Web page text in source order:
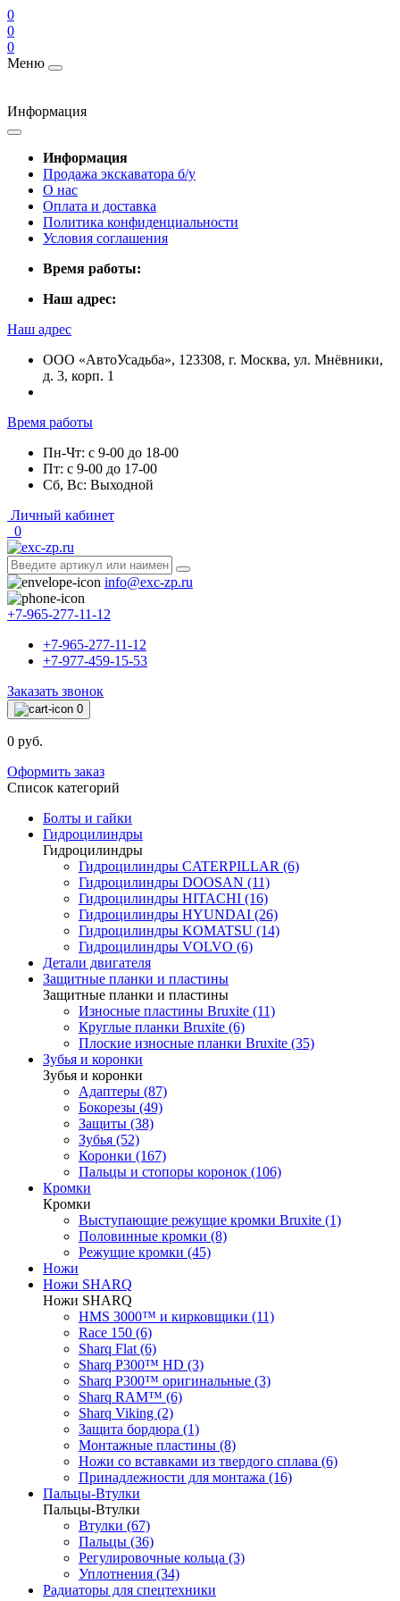
0
0
0
Меню
Информация
Информация
Продажа экскаватора б/у
О нас
Оплата и доставка
Политика конфиденциальности
Условия соглашения
Время работы:
Наш адрес:
Наш адрес
ООО «АвтоУсадьба», 123308, г. Москва, ул. Мнёвники,
д. 3, корп. 1
Время работы
Пн-Чт: с 9-00 до 18-00
Пт: с 9-00 до 17-00
Сб, Вс: Выходной
Личный кабинет
0
info@exc-zp.ru
+7-965-277-11-12
+7-965-277-11-12
+7-977-459-15-53
Заказать звонок
0
0 руб.
Оформить заказ
Список категорий
Болты и гайки
Гидроцилиндры
Гидроцилиндры
Гидроцилиндры CATERPILLAR (6)
Гидроцилиндры DOOSAN (11)
Гидроцилиндры HITACHI (16)
Гидроцилиндры HYUNDAI (26)
Гидроцилиндры KOMATSU (14)
Гидроцилиндры VOLVO (6)
Детали двигателя
Защитные планки и пластины
Защитные планки и пластины
Износные пластины Bruxite (11)
Круглые планки Bruxite (6)
Плоские износные планки Bruxite (35)
Зубья и коронки
Зубья и коронки
Адаптеры (87)
Бокорезы (49)
Защиты (38)
Зубья (52)
Коронки (167)
Пальцы и стопоры коронок (106)
Кромки
Кромки
Выступающие режущие кромки Bruxite (1)
Половинные кромки (8)
Режущие кромки (45)
Ножи
Ножи SHARQ
Ножи SHARQ
HMS 3000™ и кирковщики (11)
Race 150 (6)
Sharq Flat (6)
Sharq P300™ HD (3)
Sharq P300™ оригинальные (3)
Sharq RAM™ (6)
Sharq Viking (2)
Защита бордюра (1)
Монтажные пластины (8)
Ножи со вставками из твердого сплава (6)
Принадлежности для монтажа (16)
Пальцы-Втулки
Пальцы-Втулки
Втулки (67)
Пальцы (36)
Регулировочные кольца (3)
Уплотнения (34)
Радиаторы для спецтехники